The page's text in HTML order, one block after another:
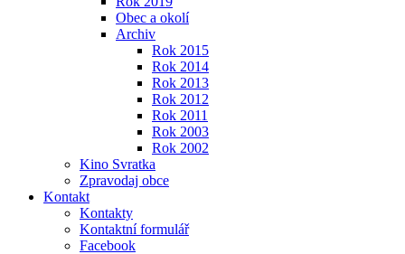
Obec a okolí
Archiv
Rok 2015
Rok 2014
Rok 2013
Rok 2012
Rok 2011
Rok 2003
Rok 2002
Kino Svratka
Zpravodaj obce
Kontakt
Kontakty
Kontaktní formulář
Facebook